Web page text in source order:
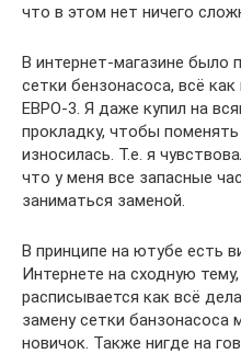
что в этом нет ничего
В интернет-магазине было
сетки бензонасоса, всё
ЕВРО-3. Я даже купил на
прокладку, чтобы поменять
износилась. Т.е. я
что у меня все запасные
заниматься заменой.
В принципе на ютубе есть
Интернете на сходную
расписывается как всё
замену сетки банзонасоса
новичок. Также нигде на